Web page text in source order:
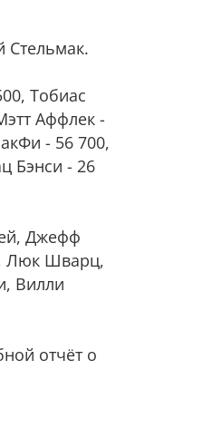
Стельмак.
Тобиас
Аффлек -
- 56 700,
Бэнси - 26
Джефф
Люк Шварц,
Вилли
отчёт о